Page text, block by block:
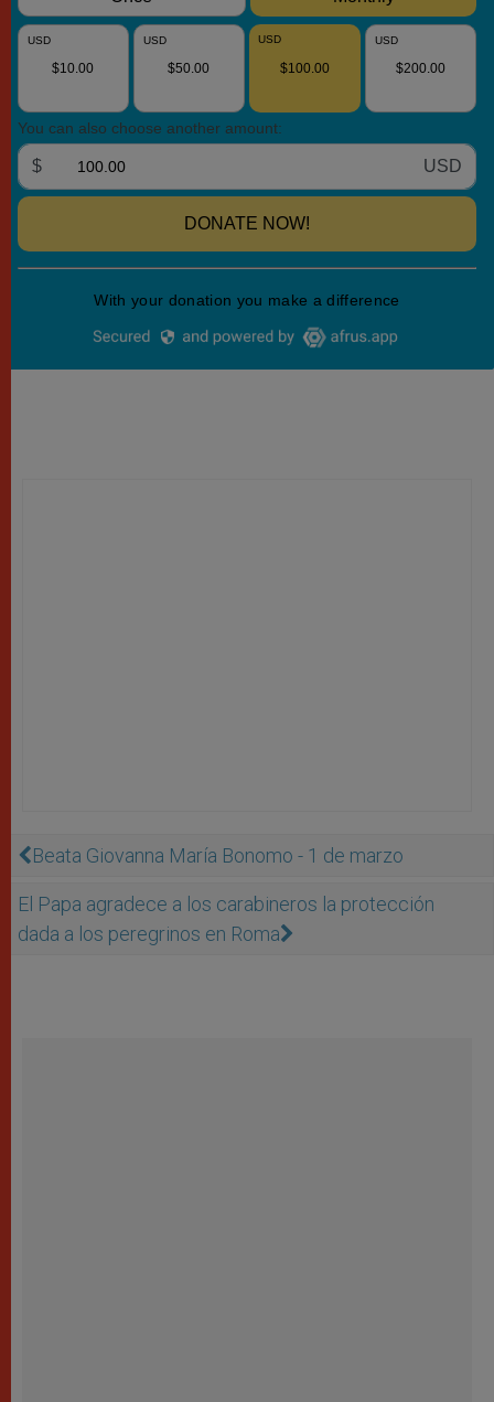
Beata Giovanna María Bonomo - 1 de marzo
El Papa agradece a los carabineros la protección
dada a los peregrinos en Roma